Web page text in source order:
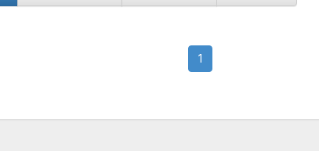
1(current)